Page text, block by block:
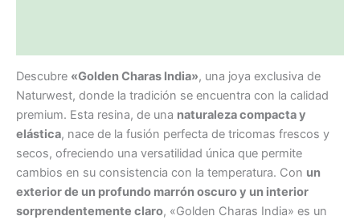
Descubre «Golden Charas India», una joya exclusiva de
Naturwest, donde la tradición se encuentra con la calidad
premium. Esta resina, de una naturaleza compacta y
elástica, nace de la fusión perfecta de tricomas frescos y
secos, ofreciendo una versatilidad única que permite
cambios en su consistencia con la temperatura. Con un
exterior de un profundo marrón oscuro y un interior
sorprendentemente claro, «Golden Charas India» es un